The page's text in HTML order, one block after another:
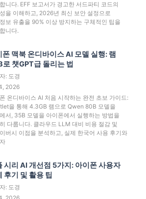
니다. EFF 보고서가 경고한 서드파티 코드의
을 이해하고, 2026년 최신 보안 설정으로
보 유출을 90% 이상 방지하는 구체적인 팁을
니다.
폰 맥북 온디바이스 AI 모델 실행: 램
로 챗GPT급 돌리는 법
: 도경
2026
온디바이스 AI 처음 시작하는 완전 초보 가이드:
을 통해 4.3GB 램으로 Qwen 80B 모델을
서, 35B 모델을 아이폰에서 실행하는 방법을
다룹니다. 클라우드 LLM 대비 비용 절감 및
버시 이점을 분석하고, 실제 한국어 사용 후기와
시리 AI 개선점 5가지: 아이폰 사용자
후기 및 활용 팁
: 도경